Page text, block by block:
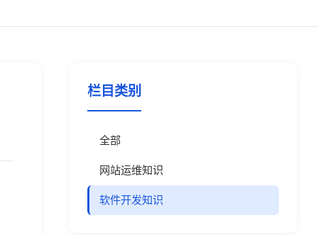
栏目类别
全部
网站运维知识
软件开发知识